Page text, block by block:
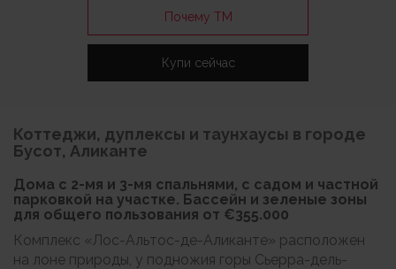
Почему TM
Купи сейчас
Коттеджи, дуплексы и таунхаусы в городе
Бусот, Аликанте
Дома с 2-мя и 3-мя спальнями, с садом и частной
парковкой на участке. Бассейн и зеленые зоны
для общего пользования от €355.000
Комплекс «Лос-Альтос-де-Аликанте» расположен
на лоне природы, у подножия горы Сьерра-дель-